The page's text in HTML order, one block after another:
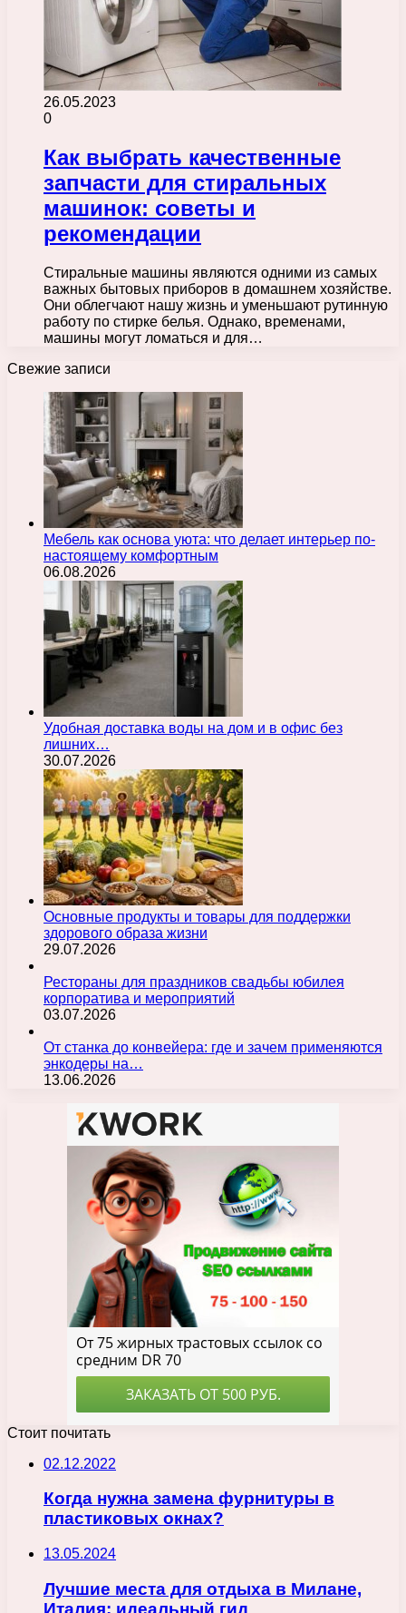
26.05.2023
0
Как выбрать качественные
запчасти для стиральных
машинок: советы и
рекомендации
Стиральные машины являются одними из самых
важных бытовых приборов в домашнем хозяйстве.
Они облегчают нашу жизнь и уменьшают рутинную
работу по стирке белья. Однако, временами,
машины могут ломаться и для…
Свежие записи
Мебель как основа уюта: что делает интерьер по-
настоящему комфортным
06.08.2026
Удобная доставка воды на дом и в офис без
лишних…
30.07.2026
Основные продукты и товары для поддержки
здорового образа жизни
29.07.2026
Рестораны для праздников свадьбы юбилея
корпоратива и мероприятий
03.07.2026
От станка до конвейера: где и зачем применяются
энкодеры на…
13.06.2026
Стоит почитать
02.12.2022
Когда нужна замена фурнитуры в
пластиковых окнах?
13.05.2024
Лучшие места для отдыха в Милане,
Италия: идеальный гид